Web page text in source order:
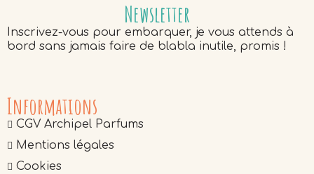
Newsletter
Inscrivez-vous pour embarquer, je vous attends à
bord sans jamais faire de blabla inutile, promis !
Informations
CGV Archipel Parfums
Mentions légales
Cookies